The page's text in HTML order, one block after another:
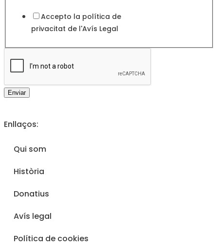
Accepto la política de
privacitat de l'Avís Legal
Enviar
Enllaços:
Qui som
Història
Donatius
Avís legal
Política de cookies